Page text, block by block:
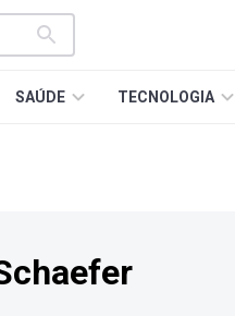
SAÚDE TECNOLOGIA